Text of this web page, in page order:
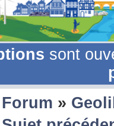
sont
Forum »